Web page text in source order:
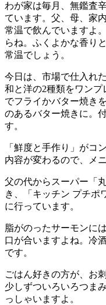
わが家は毎月、無鑑査
ています。父、母、家
常温で飲んでいますよ
らね。ふくよかな香り
常温でしょう。
今日は、市場で仕入れ
和と洋の2種類をワン
でフライかバター焼き
のあるバター焼きに。
す。
「鮮度と手作り」がコ
内容が変わるので、メ
父の代からスーパー「
き、「キッチン プチポ
に行っています。
脂がのったサーモンに
口が合いますよね。冷
です。
ごはん好きの方が、お
少しずついろいろつま
っしゃいますよ。